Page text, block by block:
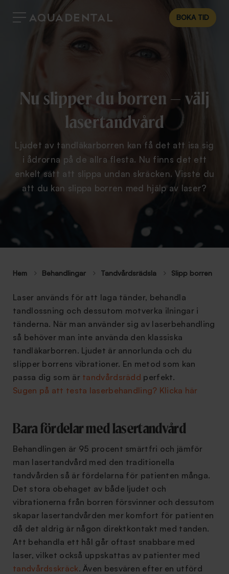
BOKA TID
Nu slipper du borren – välj
lasertandvård
Ljudet av tandläkarborren kan få det att isa sig
i ådrorna på de allra flesta. Nu finns det ett
enkelt sätt att slippa undan skräcken. Visste du
att du kan slippa borren med hjälp av laser?
Hem Behandlingar Tandvårdsrädsla Slipp borren
Laser används för att laga tänder, behandla
tandlossning och dessutom motverka ilningar i
tänderna. När man använder sig av laserbehandling
så behöver man inte använda den klassiska
tandläkarborren. Ljudet är annorlunda och du
slipper borrens vibrationer. En metod som kan
passa dig som är tandvårdsrädd perfekt.
Sugen på att testa laserbehandling? Klicka här
Bara fördelar med lasertandvård
Behandlingen är 95 procent smärtfri och jämför
man lasertandvård med den traditionella
tandvården så är fördelarna för patienten många.
Det stora obehaget av både ljudet och
vibrationerna från borren försvinner och dessutom
skapar lasertandvården mer komfort för patienten
då det aldrig är någon direktkontakt med tanden.
Att behandla ett hål går oftast snabbare med
laser, vilket också uppskattas av patienter med
tandvårdsskräck. Även besvären efter en utförd